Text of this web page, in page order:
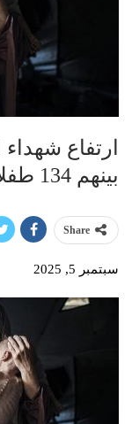
بينهم 134 طفلا
Share
سبتمبر 5, 2025